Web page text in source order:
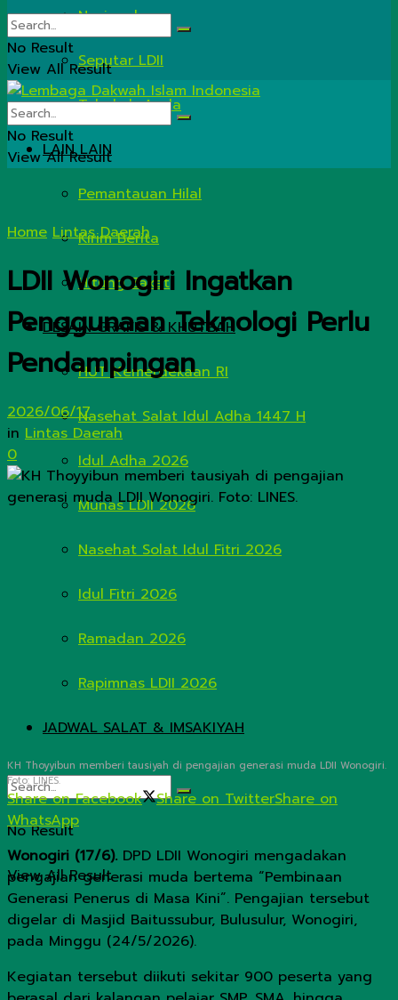
Nasional
Seputar LDII
Tahukah Anda
LAIN LAIN
Pemantauan Hilal
Kirim Berita
Hitung Zakat
DESAIN GRAFIS & KHUTBAH
HUT Kemerdekaan RI
Nasehat Salat Idul Adha 1447 H
Idul Adha 2026
Munas LDII 2026
Nasehat Solat Idul Fitri 2026
Idul Fitri 2026
Ramadan 2026
Rapimnas LDII 2026
JADWAL SALAT & IMSAKIYAH
No Result
View All Result
No Result
View All Result
No Result
View All Result
Home Lintas Daerah
LDII Wonogiri Ingatkan
Penggunaan Teknologi Perlu
Pendampingan
2026/06/17
in Lintas Daerah
0
KH Thoyyibun memberi tausiyah di pengajian generasi muda LDII Wonogiri.
Foto: LINES.
Share on Facebook Share on TwitterShare on
WhatsApp
Wonogiri (17/6). DPD LDII Wonogiri mengadakan
pengajian generasi muda bertema “Pembinaan
Generasi Penerus di Masa Kini”. Pengajian tersebut
digelar di Masjid Baitussubur, Bulusulur, Wonogiri,
pada Minggu (24/5/2026).
Kegiatan tersebut diikuti sekitar 900 peserta yang